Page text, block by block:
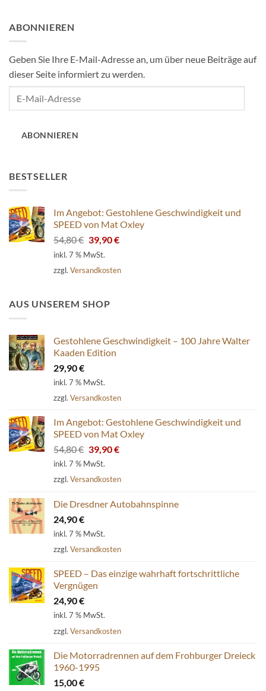
ABONNIEREN
Geben Sie Ihre E-Mail-Adresse an, um über neue Beiträge auf
dieser Seite informiert zu werden.
ABONNIEREN
BESTSELLER
Im Angebot: Gestohlene Geschwindigkeit und
SPEED von Mat Oxley
54,80€ Ursprünglicher
Preis
54,80 €
39,90€Aktueller
39,90 €.
inkl. 7 % MwSt.
zzgl. Versandkosten
AUS UNSEREM SHOP
Gestohlene Geschwindigkeit – 100 Jahre Walter
Kaaden Edition
29,90€
inkl. 7 % MwSt.
zzgl. Versandkosten
Im Angebot: Gestohlene Geschwindigkeit und
SPEED von Mat Oxley
54,80€ Ursprünglicher
Preis
war:
54,80 €
39,90€Aktueller
39,90 €.
inkl. 7 % MwSt.
zzgl. Versandkosten
Die Dresdner Autobahnspinne
24,90€
inkl. 7 % MwSt.
zzgl. Versandkosten
SPEED – Das einzige wahrhaft fortschrittliche
Vergnügen
24,90€
inkl. 7 % MwSt.
zzgl. Versandkosten
Die Motorradrennen auf dem Frohburger Dreieck
1960-1995
15,00€